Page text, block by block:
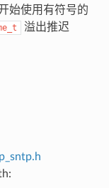
始使用有符号的
溢出推迟